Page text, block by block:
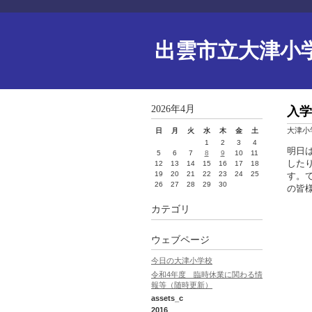
出雲市立大津小
入
大津小
明日
した
す。
の皆
2026年4月
日 月 火 水 木 金
土
1
2 3
4
5
6 7 8 9 10
11
12
13 14 15 16 17
18
19
20 21 22 23 24
25
26
27 28 29 30
カテゴリ
ウェブページ
今日の大津小学校
令和4年度 臨時休業に関わる情
報等（随時更新）
assets_c
2016